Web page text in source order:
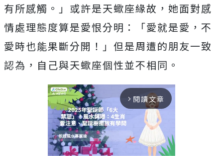
有所感觸。」或許是天蠍座緣故，她面對感
情處理態度算是愛恨分明：「愛就是愛，不
愛時也能果斷分開！」但是周遭的朋友一致
認為，自己與天蠍座個性並不相同。
arrow_forward_ios 閱讀文章